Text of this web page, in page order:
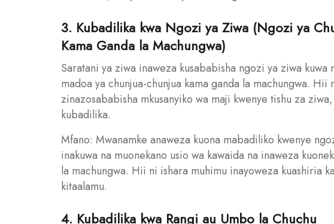
3. Kubadilika kwa Ngozi ya Ziwa (Ngozi ya
Kama Ganda la Machungwa)
Saratani ya ziwa inaweza kusababisha ngozi ya ziwa kuwa
madoa ya chunjua-chunjua kama ganda la machungwa. Hii
zinazosababisha mkusanyiko wa maji kwenye tishu za
kubadilika.
Mfano: Mwanamke anaweza kuona mabadiliko kwenye
inakuwa na muonekano usio wa kawaida na inaweza
la machungwa. Hii ni ishara muhimu inayoweza kuashiria
kitaalamu.
4. Kubadilika kwa Rangi au Umbo la Chuchu